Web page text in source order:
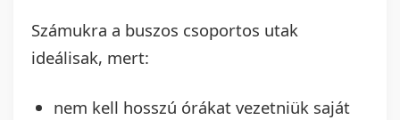
Számukra a buszos csoportos utak
ideálisak, mert:
nem kell hosszú órákat vezetniük saját